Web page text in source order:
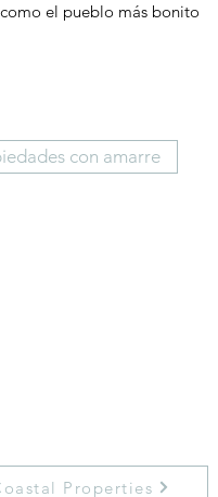
el pueblo más bonito
con amarre
Properties